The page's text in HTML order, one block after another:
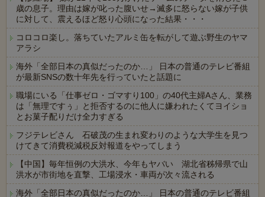
歳の息子。理由は嫁が叱った腹いせ→滅多に怒らない嫁が子供
に対して、震えるほど怒り心頭になった結果・・・
コロコロ楽し。落ちていたアルミ缶を転がして遊ぶ野生のヤマ
アラシ
海外「全部日本の真似だったのか…」 日本の普通のテレビ番組
が最新SNSの数十年先を行っていたと話題に
職場にいる「仕事ゼロ・ゴマすり100」の40代主婦Aさん、業務
は「無理ですぅ」と拒否するのに他人に嫌われたくてヨイショ
とお菓子配りだけ全力すぎる
フジテレビさん 石破茂の生まれ変わりのような大学生を見つ
けてきて消費税減税反対報道をやってしまう
【中国】毎年恒例の大洪水、今年もヤバい 湖北省秭帰県で山
洪水が市街地を直撃、工場浸水・車両が次々流される
海外「全部日本の真似だったのか…」 日本の普通のテレビ番組